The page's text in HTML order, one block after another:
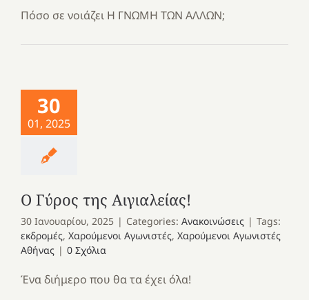
Πόσο σε νοιάζει Η ΓΝΩΜΗ ΤΩΝ ΑΛΛΩΝ;
30
01, 2025
Ο Γύρος της Αιγιαλείας!
30 Ιανουαρίου, 2025 | Categories: Ανακοινώσεις | Tags:
εκδρομές, Χαρούμενοι Αγωνιστές, Χαρούμενοι Αγωνιστές
Αθήνας | 0 Σχόλια
Ένα διήμερο που θα τα έχει όλα!